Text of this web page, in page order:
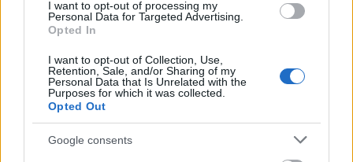
I want to opt-out of processing my
Personal Data for Targeted Advertising.
Opted In
I want to opt-out of Collection, Use,
Retention, Sale, and/or Sharing of my
Personal Data that Is Unrelated with the
Purposes for which it was collected.
Opted Out
Google consents